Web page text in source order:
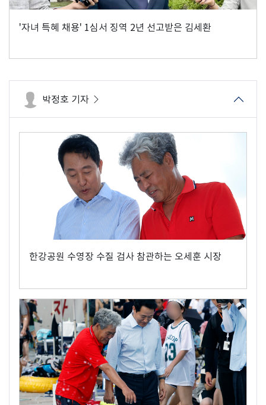
'자녀 특혜 채용' 1심서 징역 2년 선고받은 김세환
박정호 기자
한강공원 수영장 수질 검사 참관하는 오세훈 시장